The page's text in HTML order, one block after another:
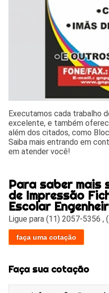
Executamos cada trabalho
excelente, e também
além dos citados, como
Saiba mais entrando em
em atender você!
Para saber mais
de Impressão
Escolar
Ligue para(11) 2057-5356 ,
faça uma cotação
Faça sua cotação